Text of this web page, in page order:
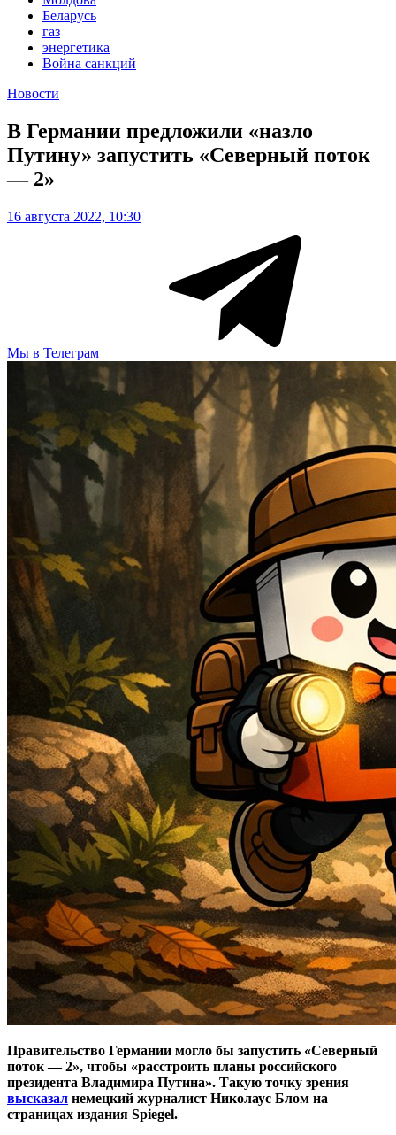
Беларусь
газ
энергетика
Война санкций
Новости
В Германии предложили «назло
Путину» запустить «Северный поток
— 2»
16 августа 2022, 10:30
Мы в Телеграм
Правительство Германии могло бы запустить «Северный
поток — 2», чтобы «расстроить планы российского
президента Владимира Путина». Такую точку зрения
высказал немецкий журналист Николаус Блом на
страницах издания Spiegel.